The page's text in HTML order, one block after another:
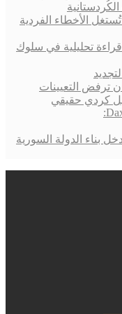
الأخطاء الفردية
تحليلية في سلوك
التعيينات
كردي حقيقي
بناء الدولة السورية